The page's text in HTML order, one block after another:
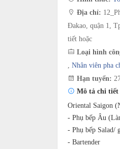
Địa chỉ:
Đakao, quận 1,
tiết hoặc
Loại hình
, Nhân viên pha
Hạn tuyển:
Mô tả chi tiết
Oriental Saigon
- Phụ bếp Âu
- Phụ bếp Salad/
- Bartender